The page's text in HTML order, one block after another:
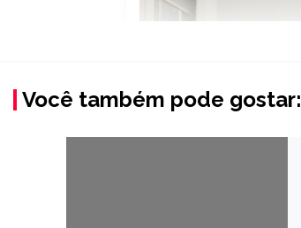
Você também pode gostar: